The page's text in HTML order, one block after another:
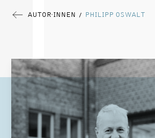
AUTOR∙INNEN / PHILIPP OSWALT